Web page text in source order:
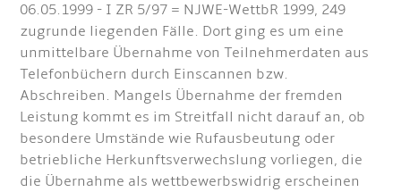
06.05.1999 - I ZR 5/97 = NJWE-WettbR 1999, 249
zugrunde liegenden Fälle. Dort ging es um eine
unmittelbare Übernahme von Teilnehmerdaten aus
Telefonbüchern durch Einscannen bzw.
Abschreiben. Mangels Übernahme der fremden
Leistung kommt es im Streitfall nicht darauf an, ob
besondere Umstände wie Rufausbeutung oder
betriebliche Herkunftsverwechslung vorliegen, die
die Übernahme als wettbewerbswidrig erscheinen